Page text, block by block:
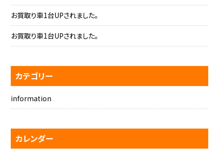
お買取り車1台UPされました。
お買取り車1台UPされました。
カテゴリー
information
カレンダー